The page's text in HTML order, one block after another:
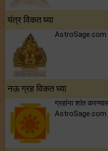
यंत्र विकत घ्या
AstroSage.com
नऊ ग्रह विकत घ्या
ग्रहांना शांत
AstroSage.com